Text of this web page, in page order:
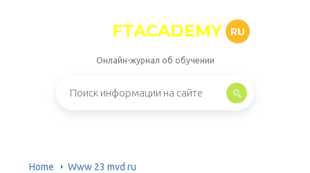
FTACADEMY RU
Онлайн-журнал об обучении
Home Www 23 mvd ru